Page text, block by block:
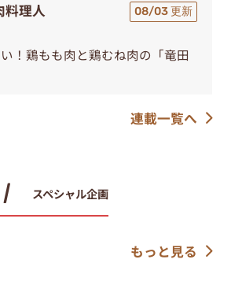
料理人 08/03 更新
！鶏もも肉と鶏むね肉の「竜田
連載一覧へ
スペシャル企画
もっと見る